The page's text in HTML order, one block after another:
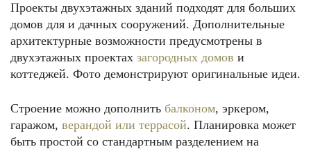
Проекты двухэтажных зданий подходят для больших
домов для и дачных сооружений. Дополнительные
архитектурные возможности предусмотрены в
двухэтажных проектах загородных домов и
коттеджей. Фото демонстрируют оригинальные идеи.
Строение можно дополнить балконом, эркером,
гаражом, верандой или террасой. Планировка может
быть простой со стандартным разделением на